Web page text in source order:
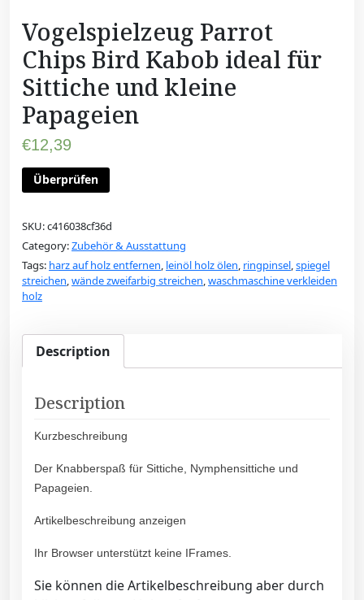
Vogelspielzeug Parrot
Chips Bird Kabob ideal für
Sittiche und kleine
Papageien
€12,39
Überprüfen
SKU:c416038cf36d
Category:Zubehör & Ausstattung
Tags: harz auf holz entfernen, leinöl holz ölen, ringpinsel,spiegel
streichen,wände zweifarbig streichen,waschmaschine verkleiden
holz
Description
Description
Kurzbeschreibung
Der Knabberspaß für Sittiche, Nymphensittiche und
Papageien.
Artikelbeschreibung anzeigen
Ihr Browser unterstützt keine IFrames.
Sie können die Artikelbeschreibung aber durch